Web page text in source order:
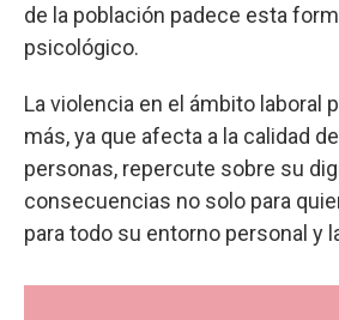
de la población padece esta
psicológico.
La violencia en el ámbito laboral
más, ya que afecta a la calidad
personas, repercute sobre su
consecuencias no solo para
para todo su entorno personal y